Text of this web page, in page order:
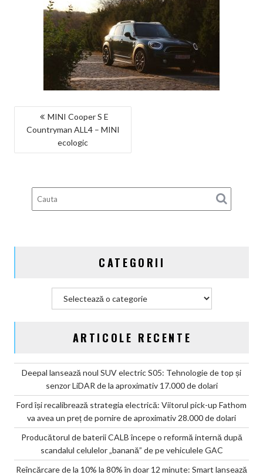
NAVIGARE
ÎN
ARTICOLE
MINI Cooper S E
Countryman ALL4 – MINI
ecologic
CATEGORII
ARTICOLE RECENTE
Deepal lansează noul SUV electric S05: Tehnologie de top și
senzor LiDAR de la aproximativ 17.000 de dolari
Ford își recalibrează strategia electrică: Viitorul pick-up Fathom
va avea un preț de pornire de aproximativ 28.000 de dolari
Producătorul de baterii CALB începe o reformă internă după
scandalul celulelor „banană” de pe vehiculele GAC
Reîncărcare de la 10% la 80% în doar 12 minute: Smart lansează